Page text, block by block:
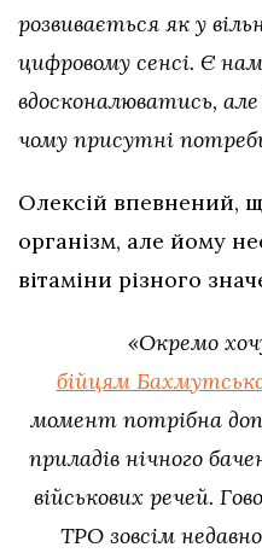
розвивається як у
цифровому сенсі. Є
вдосконалюватись,
чому присутні
Олексій впевнений,
організм, але йому
вітаміни різного
«Окремо
бійцям
момент потрібна
приладів нічного
військових речей.
ТРО зовсім